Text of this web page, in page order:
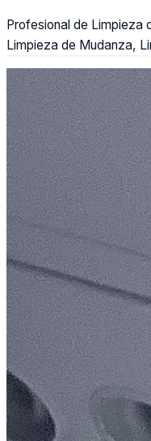
Profesional de Limpieza
Limpieza de Mudanza,